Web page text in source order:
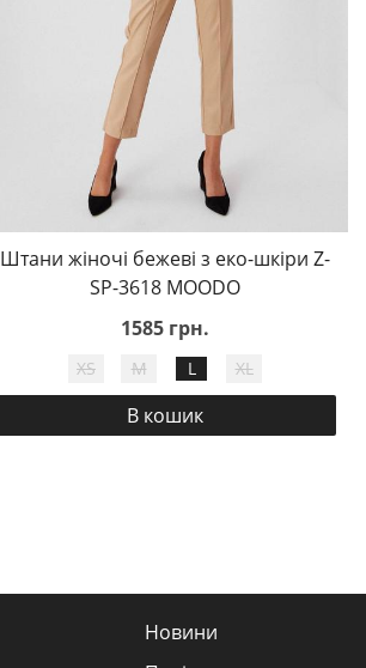
Штани жіночі бежеві з еко-шкіри Z-
SP-3618 MOODO
1585 грн.
XS M L XL
В кошик
Новини